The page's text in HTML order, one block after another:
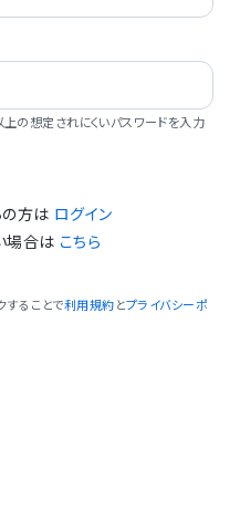
の想定されにくいパスワードを入力
の方は ログイン
場合は こちら
することで利用規約 とプライバシーポ